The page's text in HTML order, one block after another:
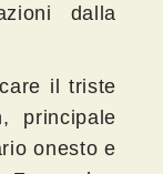
dalla
il triste
principale
onesto e